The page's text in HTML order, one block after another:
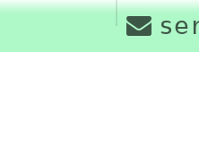
Drivers